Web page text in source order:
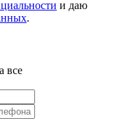
и даю
.
все